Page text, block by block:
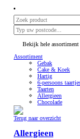
Bekijk hele assortiment
Assortiment
Gebak
Cake & Koek
Hartig
6-persoons
Taarten
Allergieen
Chocolade
Terug naar overzicht
Allergieen